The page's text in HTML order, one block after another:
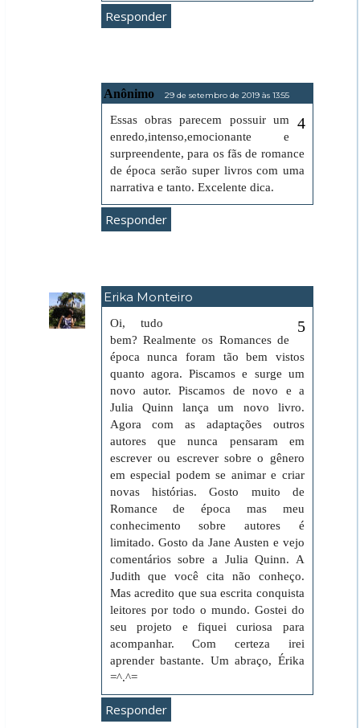
Responder
Anônimo 29 de setembro de 2019 às 13:55
Essas obras parecem possuir um
enredo,intenso,emocionante e
surpreendente, para os fãs de romance
de época serão super livros com uma
narrativa e tanto. Excelente dica.
Responder
Erika Monteiro
Oi, tudo
bem? Realmente os Romances de
época nunca foram tão bem vistos
quanto agora. Piscamos e surge um
novo autor. Piscamos de novo e a
Julia Quinn lança um novo livro.
Agora com as adaptações outros
autores que nunca pensaram em
escrever ou escrever sobre o gênero
em especial podem se animar e criar
novas histórias. Gosto muito de
Romance de época mas meu
conhecimento sobre autores é
limitado. Gosto da Jane Austen e vejo
comentários sobre a Julia Quinn. A
Judith que você cita não conheço.
Mas acredito que sua escrita conquista
leitores por todo o mundo. Gostei do
seu projeto e fiquei curiosa para
acompanhar. Com certeza irei
aprender bastante. Um abraço, Érika
=^.^=
Responder